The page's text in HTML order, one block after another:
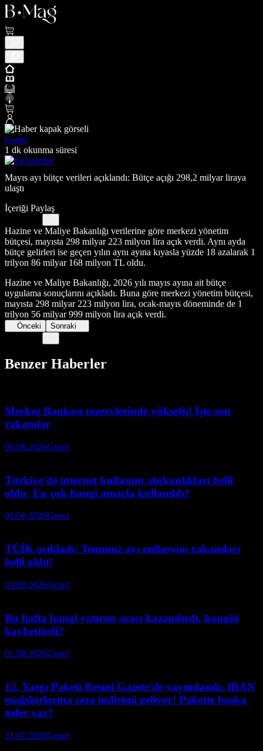
Genel
1 dk okunma süresi
Mayıs ayı bütçe verileri açıklandı: Bütçe açığı 298,2 milyar liraya
ulaştı
İçeriği Paylaş
Hazine ve Maliye Bakanlığı verilerine göre merkezi yönetim
bütçesi, mayısta 298 milyar 223 milyon lira açık verdi. Aynı ayda
bütçe gelirleri ise geçen yılın aynı ayına kıyasla yüzde 18 azalarak 1
trilyon 86 milyar 168 milyon TL oldu.
Hazine ve Maliye Bakanlığı, 2026 yılı mayıs ayına ait bütçe
uygulama sonuçlarını açıkladı. Buna göre merkezi yönetim bütçesi,
mayısta 298 milyar 223 milyon lira, ocak-mayıs döneminde de 1
trilyon 56 milyar 999 milyon lira açık verdi.
Önceki Sonraki
Benzer Haberler
Merkez Bankası rezervlerinde yükseliş! İşte son
rakamlar
06.08.2026Genel
Türkiye'de internet kullanım alışkanlıkları belli
oldu: En çok hangi amaçla kullanıldı?
05.08.2026Genel
TÜİK açıkladı: Temmuz ayı enflasyon rakamları
belli oldu!
03.08.2026Genel
Bu hafta hangi yatırım aracı kazandırdı, hangisi
kaybettirdi?
01.08.2026Genel
12. Yargı Paketi Resmi Gazete'de yayımlandı: IBAN
mağdurlarına ceza indirimi geliyor! Pakette başka
neler var?
31.07.2026Genel